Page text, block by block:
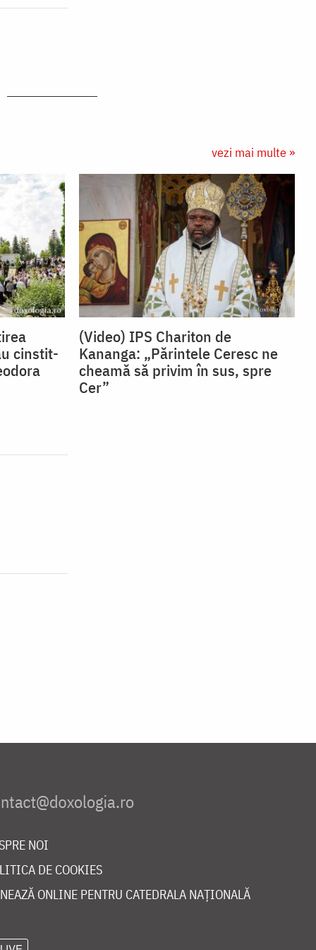
vezi mai multe »
cinstit-
(Video) IPS Chariton de
Kananga: „Părintele Ceresc ne
cheamă să privim în sus, spre
Cer”
NOI
DE COOKIES
ONLINE PENTRU CATEDRALA NAȚIONALĂ